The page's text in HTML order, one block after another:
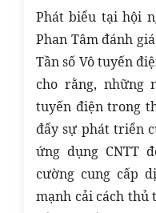
Phát biểu tại hội
Phan Tâm đánh
Tần số Vô tuyến
cho rằng, những
tuyến điện trong
đẩy sự phát triển
ứng dụng CNTT
cường cung cấp
mạnh cải cách thủ